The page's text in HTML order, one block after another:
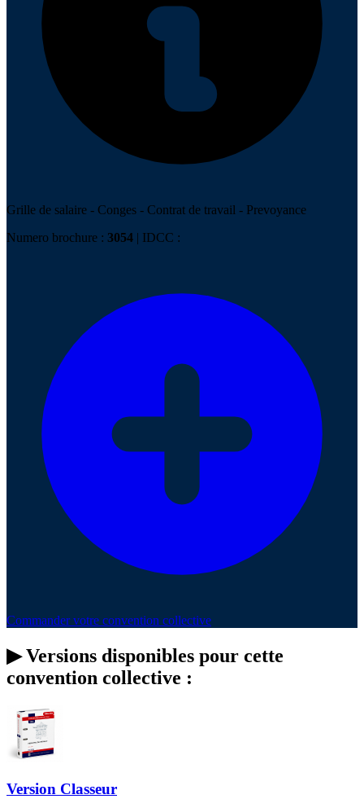
Grille de salaire - Conges - Contrat de travail - Prevoyance
Numero brochure : 3054 | IDCC :
Commander votre convention collective
▶Versions disponibles pour cette
convention collective :
Version Classeur